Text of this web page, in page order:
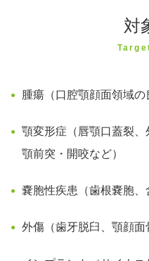
対
● 腫瘍（口腔顎顔面領域の
●
顎変形症（唇顎口蓋裂
顎前突・開咬など）
● 嚢胞性疾患（歯根嚢胞、
● 外傷（歯牙脱臼、顎顔面